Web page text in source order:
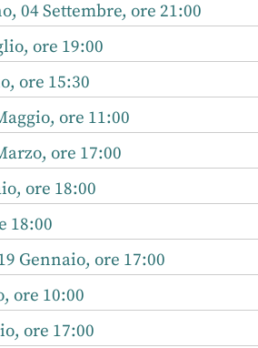
04 Settembre, ore 21:00
ore 19:00
ore 15:30
ore 11:00
ore 17:00
ore 18:00
18:00
Gennaio, ore 17:00
ore 10:00
ore 17:00